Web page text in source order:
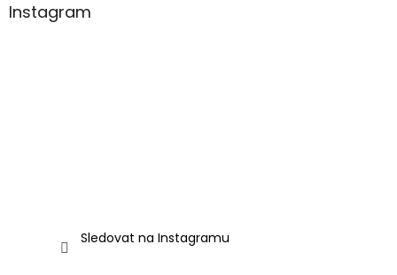
Instagram
Sledovat na Instagramu